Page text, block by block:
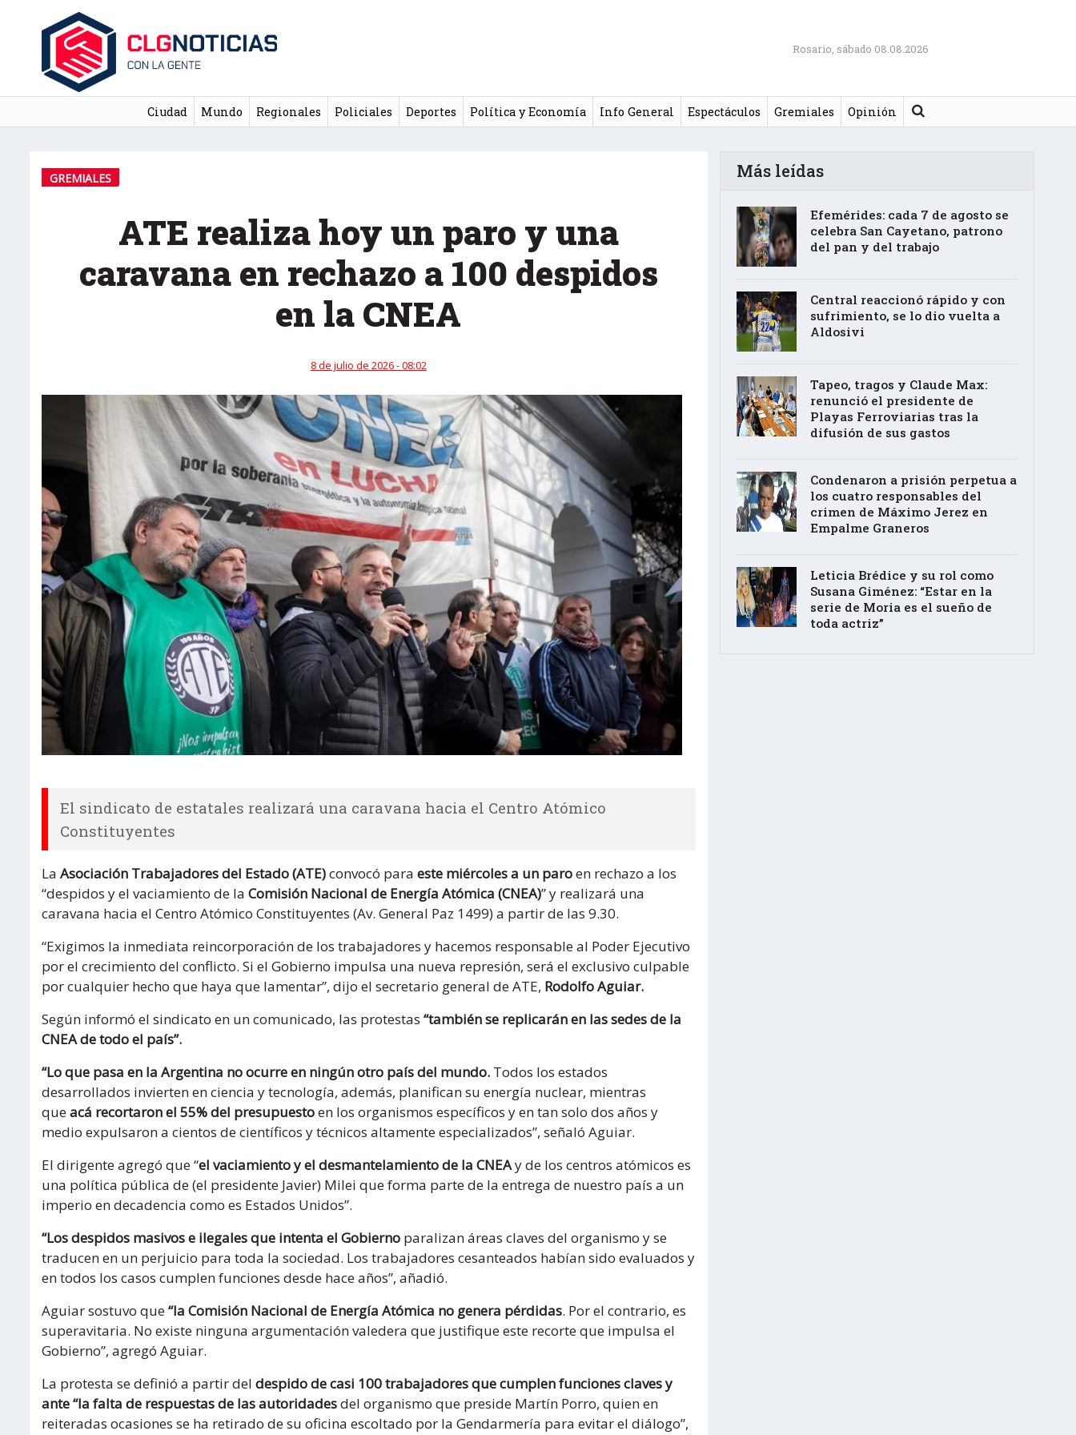
Rosario, sábado 08.08.2026
Ciudad Mundo Regionales Policiales Deportes Política y Economía Info General Espectáculos Gremiales Opinión Buscar
GREMIALES
ATE realiza hoy un paro y una
caravana en rechazo a 100 despidos
en la CNEA
8 de julio de 2026 - 08:02
El sindicato de estatales realizará una caravana hacia el Centro Atómico
Constituyentes
La Asociación Trabajadores del Estado (ATE)convocó para este miércoles a un paroen rechazo a los
“despidos y el vaciamiento de la Comisión Nacional de Energía Atómica (CNEA)” y realizará una
caravana hacia el Centro Atómico Constituyentes (Av. General Paz 1499) a partir de las 9.30.
“Exigimos la inmediata reincorporación de los trabajadores y hacemos responsable al Poder Ejecutivo
por el crecimiento del conflicto. Si el Gobierno impulsa una nueva represión, será el exclusivo culpable
por cualquier hecho que haya que lamentar”, dijo el secretario general de ATE, Rodolfo Aguiar.
Según informó el sindicato en un comunicado, las protestas “también se replicarán en las sedes de la
CNEA de todo el país”.
“Lo que pasa en la Argentina no ocurre en ningún otro país del mundo. Todos los estados
desarrollados invierten en ciencia y tecnología, además, planifican su energía nuclear, mientras
queacá recortaron el 55% del presupuestoen los organismos específicos y en tan solo dos años y
medio expulsaron a cientos de científicos y técnicos altamente especializados”, señaló Aguiar.
El dirigente agregó que “el vaciamiento y el desmantelamiento de la CNEAy de los centros atómicos es
una política pública de (el presidente Javier) Milei que forma parte de la entrega de nuestro país a un
imperio en decadencia como es Estados Unidos”.
“Los despidos masivos e ilegales que intenta el Gobierno paralizan áreas claves del organismo y se
traducen en un perjuicio para toda la sociedad. Los trabajadores cesanteados habían sido evaluados y
en todos los casos cumplen funciones desde hace años”, añadió.
Aguiar sostuvo que“la Comisión Nacional de Energía Atómica no genera pérdidas. Por el contrario, es
superavitaria. No existe ninguna argumentación valedera que justifique este recorte que impulsa el
Gobierno”, agregó Aguiar.
La protesta se definió a partir del despido de casi 100 trabajadores que cumplen funciones claves y
ante “la falta de respuestas de las autoridadesdel organismo que preside Martín Porro, quien en
reiteradas ocasiones se ha retirado de su oficina escoltado por la Gendarmería para evitar el diálogo”,
Más leídas
Efemérides: cada 7 de agosto se
celebra San Cayetano, patrono
del pan y del trabajo
Central reaccionó rápido y con
sufrimiento, se lo dio vuelta a
Aldosivi
Tapeo, tragos y Claude Max:
renunció el presidente de
Playas Ferroviarias tras la
difusión de sus gastos
Condenaron a prisión perpetua a
los cuatro responsables del
crimen de Máximo Jerez en
Empalme Graneros
Leticia Brédice y su rol como
Susana Giménez: “Estar en la
serie de Moria es el sueño de
toda actriz”